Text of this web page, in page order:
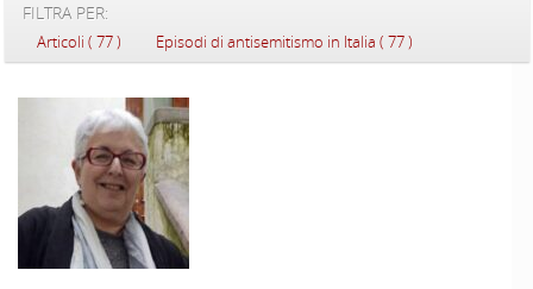
FILTRA PER:
Articoli ( 77 ) Episodi di antisemitismo in Italia ( 77 )